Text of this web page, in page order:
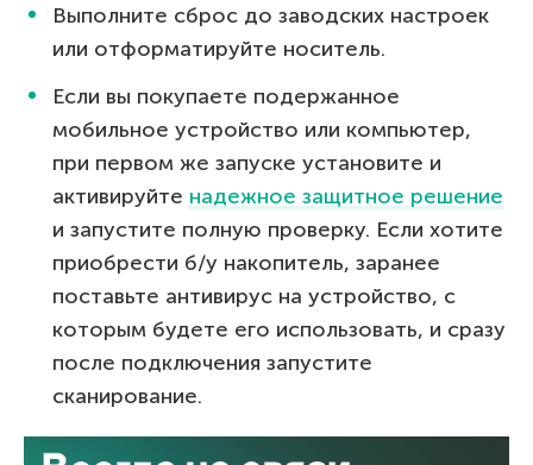
Выполните сброс до заводских настроек
или отформатируйте носитель.
Если вы покупаете подержанное
мобильное устройство или компьютер,
при первом же запуске установите и
активируйте надежное защитное решение
и запустите полную проверку. Если хотите
приобрести б/у накопитель, заранее
поставьте антивирус на устройство, с
которым будете его использовать, и сразу
после подключения запустите
сканирование.